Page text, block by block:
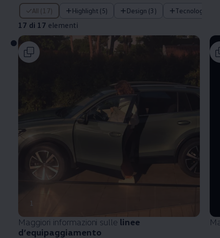
All (17) Highlight (5) Design (3) Tecnologia (1)
17 di 17 elementi
17 di 17 elementi
1
Maggiori informazioni sulle linee
d’equipaggiamento